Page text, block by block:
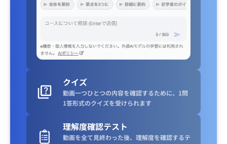
クイズ
動画一つひとつの内容を確認するために、1問
1答形式のクイズを受けられます
理解度確認テスト
動画を全て見終わった後、理解度を確認するテ